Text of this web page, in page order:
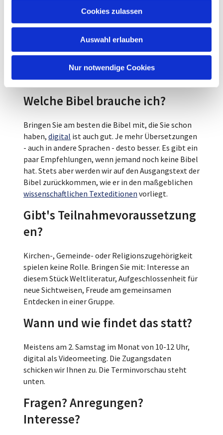
Cookies zulassen
Auswahl erlauben
Nur notwendige Cookies
Wie wird denn gelesen?
an den Text, suchen gemeinsame Zugänge. Der
theologische und religionsgeschichtliche Zugang
ist dabei einer unter vielen. Es gibt andere - soviele,
wie es Teilnehmende gibt.
Welche Bibel brauche ich?
Bringen Sie am besten die Bibel mit, die Sie schon
haben, digital ist auch gut. Je mehr Übersetzungen
- auch in andere Sprachen - desto besser. Es gibt ein
paar Empfehlungen, wenn jemand noch keine Bibel
hat. Stets aber werden wir auf den Ausgangstext der
Bibel zurückkommen, wie er in den maßgeblichen
wissenschaftlichen Texteditionen vorliegt.
Gibt's Teilnahmevoraussetzung
en?
Kirchen-, Gemeinde- oder Religionszugehörigkeit
spielen keine Rolle. Bringen Sie mit: Interesse an
diesem Stück Weltliteratur, Aufgeschlossenheit für
neue Sichtweisen, Freude am gemeinsamen
Entdecken in einer Gruppe.
Wann und wie findet das statt?
Meistens am 2. Samstag im Monat von 10-12 Uhr,
digital als Videomeeting. Die Zugangsdaten
schicken wir Ihnen zu. Die Terminvorschau steht
unten.
Fragen? Anregungen?
Interesse?